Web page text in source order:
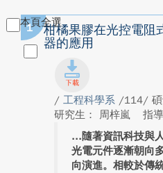
本頁全選
1
柑橘果膠在光控電阻
器的應用
/ 工程科學系 /114/ 碩
研究生： 周梓嵐
指
隨著資訊科技與
光電元件逐漸朝向
向演進。相較於傳